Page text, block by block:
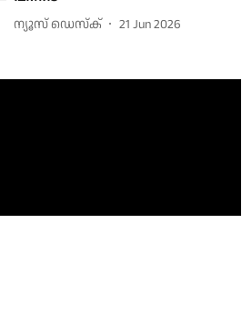
ന്യൂസ് ഡെസ്ക് 21 Jun 2026